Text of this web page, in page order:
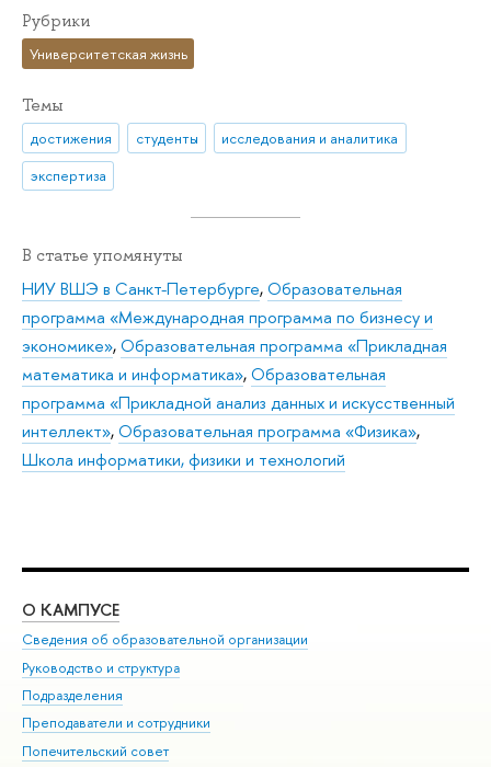
Рубрики
Университетская жизнь
Темы
достижения студенты
исследования и аналитика
экспертиза
В статье упомянуты
НИУ ВШЭ в Санкт-Петербурге,Образовательная
программа «Международная программа по бизнесу и
экономике»,Образовательная программа «Прикладная
математика и информатика»,Образовательная
программа «Прикладной анализ данных и искусственный
интеллект»,Образовательная программа «Физика»,
Школа информатики, физики и технологий
О КАМПУСЕ
Сведения об образовательной организации
Руководство и структура
Подразделения
Преподаватели и сотрудники
Попечительский совет